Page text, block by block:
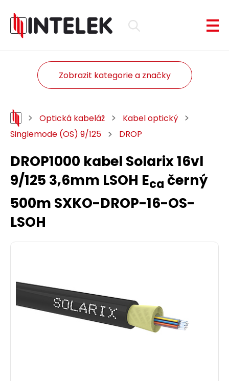
Zobrazit kategorie a značky
Optická kabeláž
Kabel optický
Singlemode (OS) 9/125
DROP
DROP1000 kabel Solarix 16vl
9/125 3,6mm LSOH Eca černý
500m SXKO-DROP-16-OS-
LSOH